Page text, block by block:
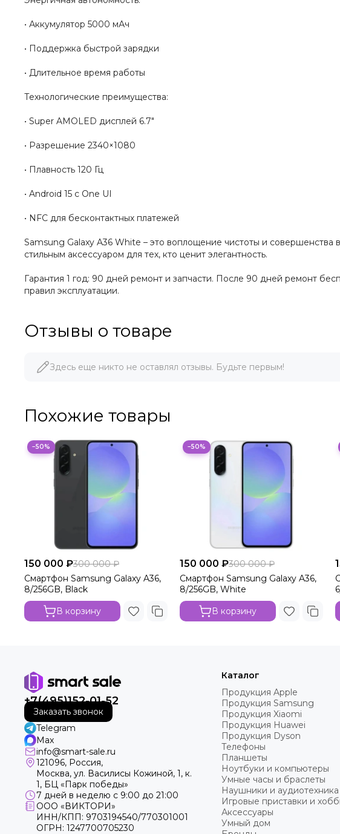
• Аккумулятор 5000 мАч
• Поддержка быстрой зарядки
• Длительное время работы
Технологические преимущества:
• Super AMOLED дисплей 6.7"
• Разрешение 2340×1080
• Плавность 120 Гц
• Android 15 с One UI
• NFC для бесконтактных платежей
Samsung Galaxy A36 White – это воплощение чистоты и совершенства
стильным аксессуаром для тех, кто ценит элегантность.
Гарантия 1 год: 90 дней ремонт и запчасти. После 90 дней ремонт
правил эксплуатации.
Отзывы о товаре
Здесь еще никто не оставлял отзывы. Будьте первым!
Похожие товары
−50%
150 000 ₽300 000 ₽
Смартфон Samsung Galaxy A36,
8/256GB, Black
В корзину
−50%
150 000 ₽300 000 ₽
Смартфон Samsung Galaxy A36,
8/256GB, White
В корзину
+7(495)152-01-52
Заказать звонок
Telegram
Max
info@smart-sale.ru
121096, Россия,
Москва, ул. Василисы Кожиной, 1, к.
1, БЦ «Парк победы»
7 дней в неделю с 9:00 до 21:00
ООО «ВИКТОРИ»
ИНН/КПП: 9703194540/770301001
ОГРН: 1247700705230
Каталог
Продукция Apple
Продукция Samsung
Продукция Xiaomi
Продукция Huawei
Продукция Dyson
Телефоны
Планшеты
Ноутбуки и компьютеры
Умные часы и браслеты
Наушники и аудиотехника
Игровые приставки и
Аксессуары
Умный дом